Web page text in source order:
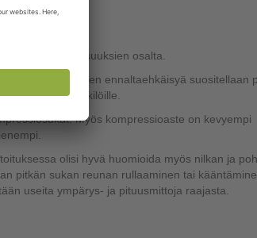
ja ominaisuuksien osalta.
Turvotuksen ennaltaehkäisyä suositellaan
tekeville henkilöille.
Myös kompressioaste on kevyempi
olisi hyvä huomioida myös nilkan ja
pitkän sukan reunan rullaaminen tai
useita ympärys- ja pituusmittoja raajasta.